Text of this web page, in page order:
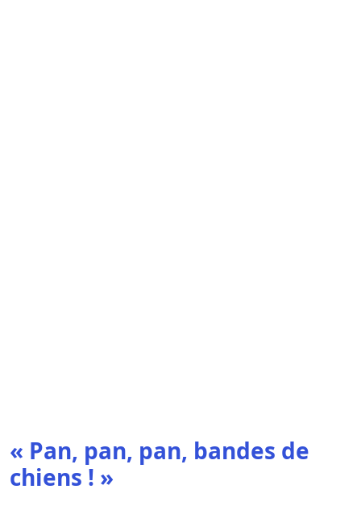
« Pan, pan, pan, bandes de
chiens ! »